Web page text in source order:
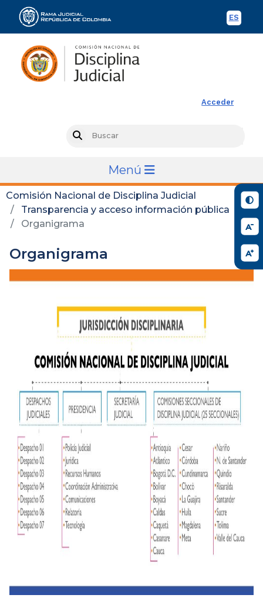
ES
Acceder
Menú
Comisión Nacional de Disciplina Judicial
Transparencia y acceso información pública
Organigrama
Organigrama